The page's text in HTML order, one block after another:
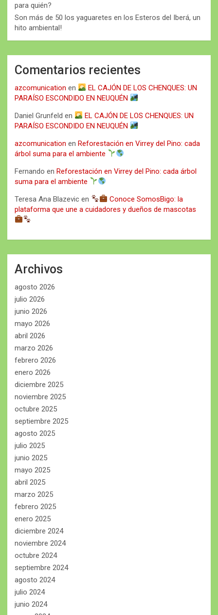
para quién?
Son más de 50 los yaguaretes en los Esteros del Iberá, un
hito ambiental!
Comentarios recientes
azcomunication en
EL CAJÓN DE LOS CHENQUES: UN
PARAÍSO ESCONDIDO EN NEUQUÉN
Daniel Grunfeld en
EL CAJÓN DE LOS CHENQUES: UN
PARAÍSO ESCONDIDO EN NEUQUÉN
azcomunication en Reforestación en Virrey del Pino: cada
árbol suma para el ambiente
Fernando en Reforestación en Virrey del Pino: cada árbol
suma para el ambiente
Teresa Ana Blazevic en
Conoce SomosBigo: la
plataforma que une a cuidadores y dueños de mascotas
Archivos
agosto 2026
julio 2026
junio 2026
mayo 2026
abril 2026
marzo 2026
febrero 2026
enero 2026
diciembre 2025
noviembre 2025
octubre 2025
septiembre 2025
agosto 2025
julio 2025
junio 2025
mayo 2025
abril 2025
marzo 2025
febrero 2025
enero 2025
diciembre 2024
noviembre 2024
octubre 2024
septiembre 2024
agosto 2024
julio 2024
junio 2024